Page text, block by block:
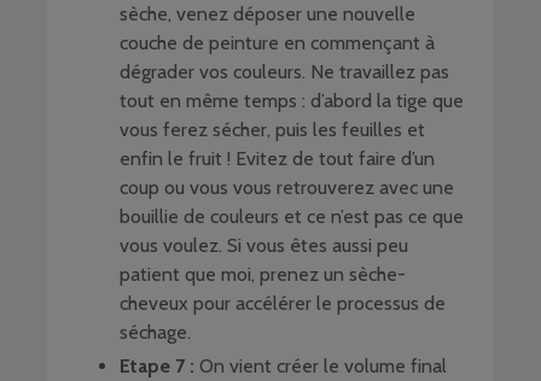
sèche, venez déposer une nouvelle
couche de peinture en commençant à
dégrader vos couleurs. Ne travaillez pas
tout en même temps : d’abord la tige que
vous ferez sécher, puis les feuilles et
enfin le fruit ! Evitez de tout faire d’un
coup ou vous vous retrouverez avec une
bouillie de couleurs et ce n’est pas ce que
vous voulez. Si vous êtes aussi peu
patient que moi, prenez un sèche-
cheveux pour accélérer le processus de
séchage.
Etape 7 : On vient créer le volume final